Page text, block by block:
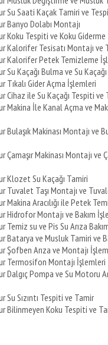
Su Saati Kaçak Tamiri ve
Banyo Dolabı Montajı
Koku Tespiti ve Koku Giderme
Kalorifer Tesisatı Montajı ve
Kalorifer Petek Temizleme
Su Kaçağı Bulma ve Su
Tıkalı Gider Açma İşlemleri
Cihaz ile Su Kaçağı Tespiti ve
Makina İle Kanal Açma ve
Bulaşık Makinası Montajı ve
Çamaşır Makinası Montajı ve
Klozet Su Kaçağı Tamiri
Tuvalet Taşı Montajı ve
Makina Aracılığı ile Petek
Hidrofor Montajı ve Bakım
Temiz su ve Pis Su Arıza
Batarya ve Musluk Tamiri ve
Şofben Arıza ve Montajı
Termosifon Montajı İşlemleri
Dalgıç Pompa ve Su Motoru
Su Sızıntı Tespiti ve Tamir
Bilinmeyen Koku Tespiti ve